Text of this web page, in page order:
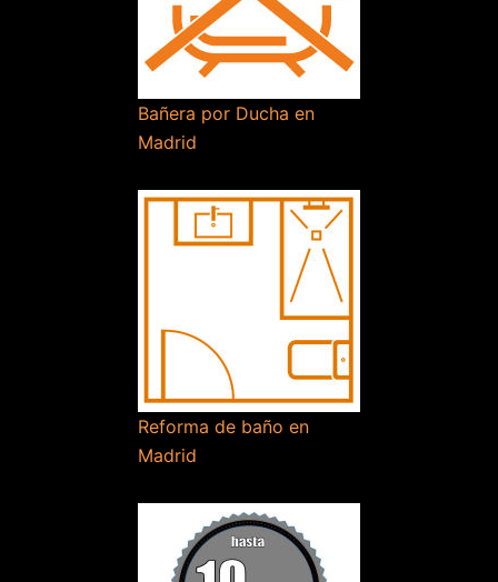
Bañera por Ducha en
Madrid
Reforma de baño en
Madrid